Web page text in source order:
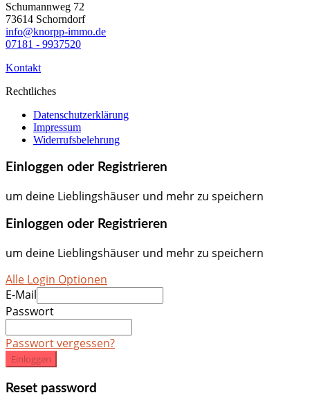
Schumannweg 72
73614 Schorndorf
info@knorpp-immo.de
07181 - 9937520
Kontakt
Rechtliches
Datenschutzerklärung
Impressum
Widerrufsbelehrung
Einloggen oder Registrieren
um deine Lieblingshäuser und mehr zu speichern
Einloggen oder Registrieren
um deine Lieblingshäuser und mehr zu speichern
Alle Login Optionen
E-Mail
Passwort
Passwort vergessen?
Einloggen
Reset password